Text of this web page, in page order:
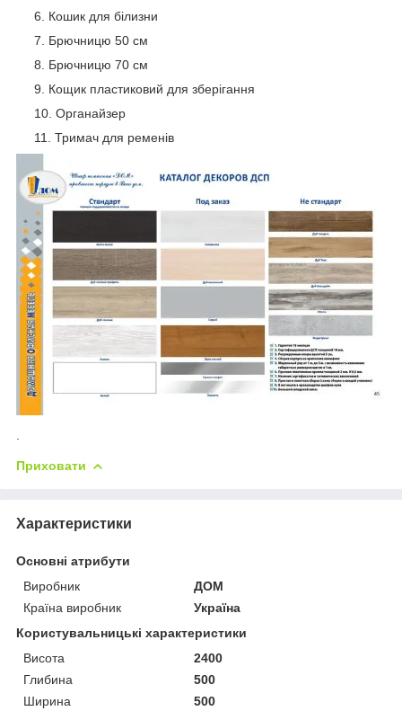
Кошик для білизни
Брючницю 50 см
Брючницю 70 см
Кощик пластиковий для зберігання
Органайзер
Тримач для ременів
Приховати
Характеристики
Основні атрибути
Виробник
ДОМ
Країна виробник
Україна
Користувальницькі характеристики
Висота
2400
Глибина
500
Ширина
500